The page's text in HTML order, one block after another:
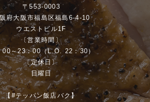
〒553-0003
府大阪市福島区福島6-4-10
ウエストビル1F
〔営業時間〕
00～23：00（L.O. 22：30）
〔定休日〕
日曜日
【#テッパン飯店バク】